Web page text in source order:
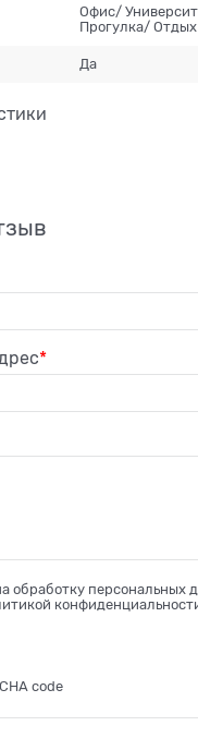
Офис/
Прогулка/ Отдых
Да
обработку персональных